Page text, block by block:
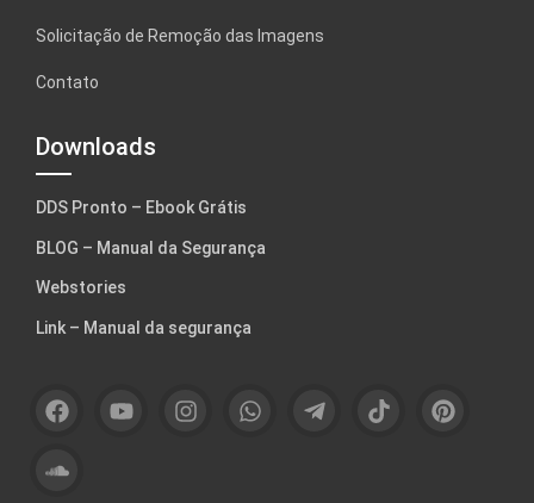
Solicitação de Remoção das Imagens
Contato
Downloads
DDS Pronto – Ebook Grátis
BLOG – Manual da Segurança
Webstories
Link – Manual da segurança